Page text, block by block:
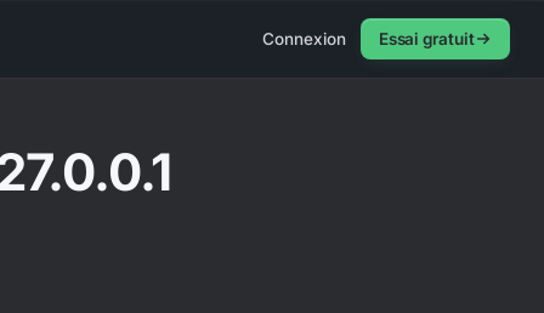
Connexion Essai gratuit